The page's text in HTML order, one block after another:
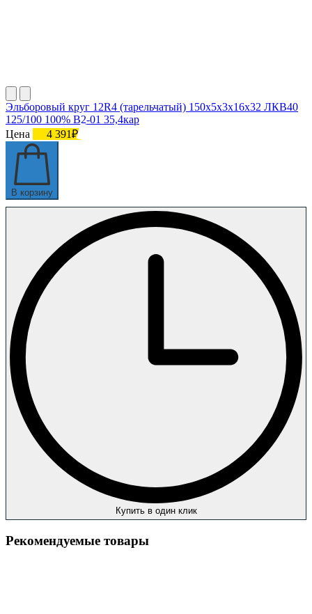
Эльборовый круг 12R4 (тарельчатый) 150х5х3х16х32 ЛКВ40
125/100 100% В2-01 35,4кар
Цена
4 391₽
В корзину
Купить в один клик
Рекомендуемые товары